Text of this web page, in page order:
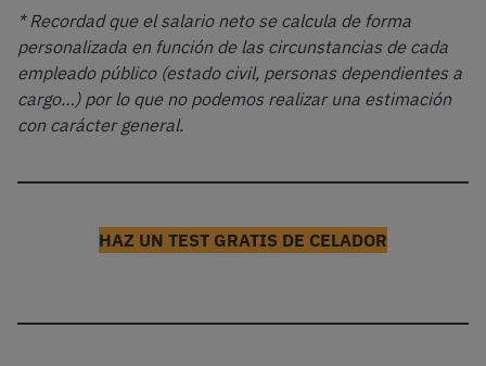
* Recordad que el salario neto se calcula de forma
personalizada en función de las circunstancias de cada
empleado público (estado civil, personas dependientes a
cargo…) por lo que no podemos realizar una estimación
con carácter general.
HAZ UN TEST GRATIS DE CELADOR